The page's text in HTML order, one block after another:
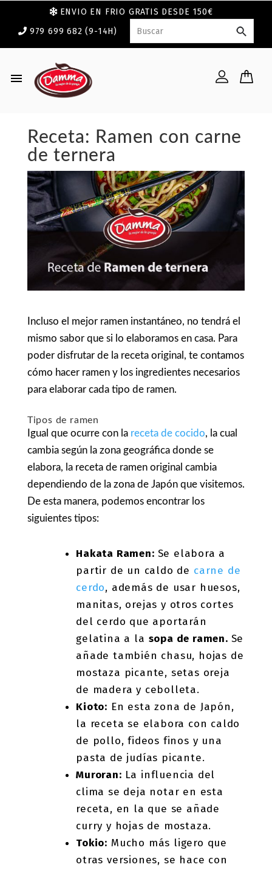
ENVIO EN FRIO GRATIS DESDE 150€
979 699 682 (9-14H)

Receta: Ramen con carne
de ternera
Incluso el mejor ramen instantáneo, no tendrá el
mismo sabor que si lo elaboramos en casa. Para
poder disfrutar de la receta original, te contamos
cómo hacer ramen y los ingredientes necesarios
para elaborar cada tipo de ramen.
Tipos de ramen
Igual que ocurre con la receta de cocido, la cual
cambia según la zona geográfica donde se
elabora, la receta de ramen original cambia
dependiendo de la zona de Japón que visitemos.
De esta manera, podemos encontrar los
siguientes tipos:
Hakata Ramen: Se elabora a
partir de un caldo de carne de
cerdo, además de usar huesos,
manitas, orejas y otros cortes
del cerdo que aportarán
gelatina a la sopa de ramen. Se
añade también chasu, hojas de
mostaza picante, setas oreja
de madera y cebolleta.
Kioto: En esta zona de Japón,
la receta se elabora con caldo
de pollo, fideos finos y una
pasta de judías picante.
Muroran: La influencia del
clima se deja notar en esta
receta, en la que se añade
curry y hojas de mostaza.
Tokio: Mucho más ligero que
otras versiones, se hace con